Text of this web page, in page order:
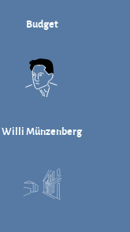
Willi Münzenberg
Photos anciennes